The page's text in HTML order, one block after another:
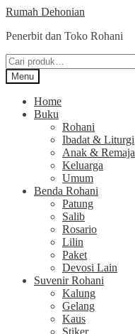
Skip
navigation
Skip
content
Rumah Dehonian
Penerbit dan Toko Rohani
Pencarian
untuk:
Menu
Home
Buku
Rohani
Ibadat & Liturgi
Anak & Remaja
Keluarga
Umum
Benda Rohani
Patung
Salib
Rosario
Lilin
Paket
Devosi Lain
Suvenir Rohani
Kalung
Gelang
Kaus
Stiker